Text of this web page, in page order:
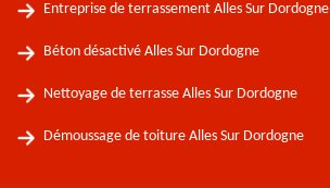
Entreprise de terrassement Alles Sur Dordogne
Béton désactivé Alles Sur Dordogne
Nettoyage de terrasse Alles Sur Dordogne
Démoussage de toiture Alles Sur Dordogne